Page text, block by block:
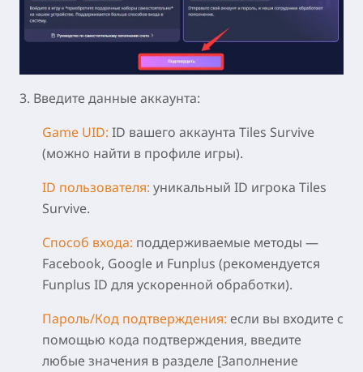
3. Введите данные аккаунта:
Game UID: ID вашего аккаунта Tiles Survive
(можно найти в профиле игры).
ID пользователя: уникальный ID игрока Tiles
Survive.
Способ входа: поддерживаемые методы —
Facebook, Google и Funplus (рекомендуется
Funplus ID для ускоренной обработки).
Пароль/Код подтверждения: если вы входите с
помощью кода подтверждения, введите
любые значения в разделе [Заполнение